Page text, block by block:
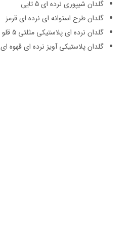
گلدان شیپوری نرده ای 5 تایی
گلدان طرح استوانه ای نرده ای قرمز
گلدان نرده ای پلاستیکی مثلتی 5 قلو
گلدان پلاستیکی آویز نرده ای قهوه ای